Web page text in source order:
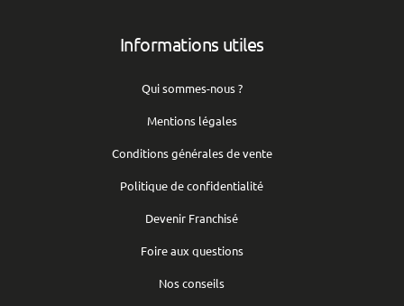
Informations utiles
Qui sommes-nous ?
Mentions légales
Conditions générales de vente
Politique de confidentialité
Devenir Franchisé
Foire aux questions
Nos conseils